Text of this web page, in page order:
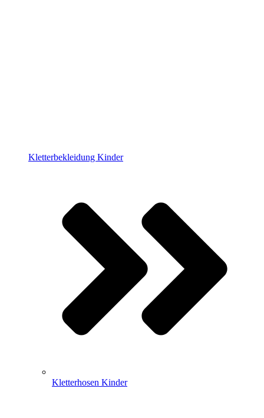
Kletterbekleidung Kinder
Kletterhosen Kinder